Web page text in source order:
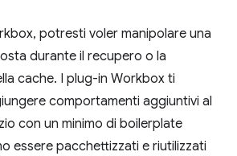
potresti voler manipolare una
durante il recupero o la
cache. I plug-in Workbox ti
comportamenti aggiuntivi al
con un minimo di boilerplate
essere pacchettizzati e riutilizzati